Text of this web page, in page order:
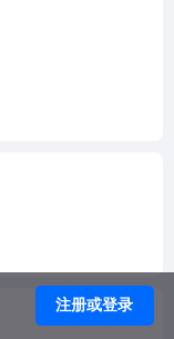
城市公交车等商
都大运、济宁重
厂。曾多次荣
产品得到整车厂
拥有各项专利66
工厂。2018
第一位，2020年
注册或登录